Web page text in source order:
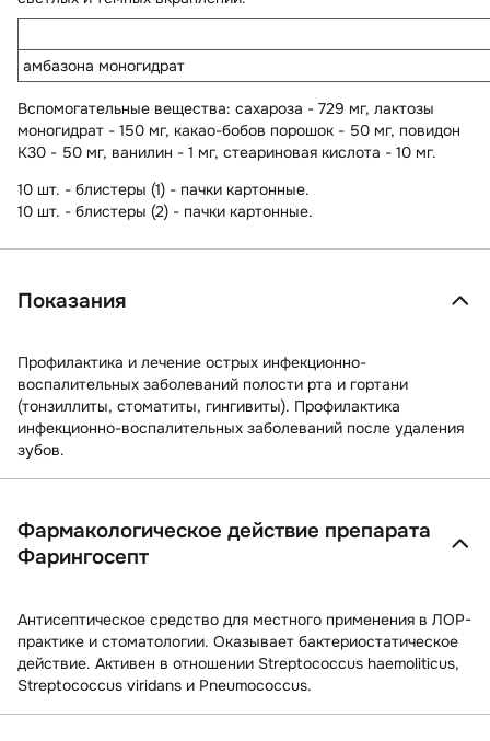
амбазона моногидрат
Вспомогательные вещества: сахароза - 729 мг, лактозы
моногидрат - 150 мг, какао-бобов порошок - 50 мг, повидон
К30 - 50 мг, ванилин - 1 мг, стеариновая кислота - 10 мг.
10 шт. - блистеры (1) - пачки картонные.
10 шт. - блистеры (2) - пачки картонные.
Показания
Профилактика и лечение острых инфекционно-
воспалительных заболеваний полости рта и гортани
(тонзиллиты, стоматиты, гингивиты). Профилактика
инфекционно-воспалительных заболеваний после удаления
зубов.
Фармакологическое действие препарата
Фарингосепт
Антисептическое средство для местного применения в ЛОР-
практике и стоматологии. Оказывает бактериостатическое
действие. Активен в отношении Streptococcus haemoliticus,
Streptococcus viridans и Pneumococcus.